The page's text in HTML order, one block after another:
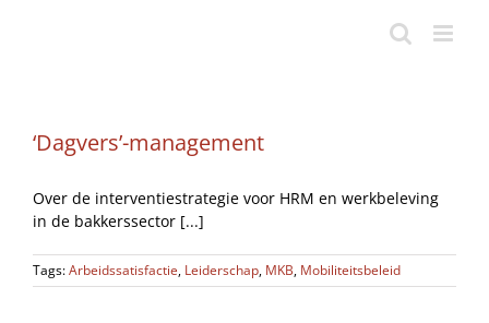
‘Dagvers’-management
Over de interventiestrategie voor HRM en werkbeleving
in de bakkerssector [...]
Tags:Arbeidssatisfactie, Leiderschap, MKB, Mobiliteitsbeleid